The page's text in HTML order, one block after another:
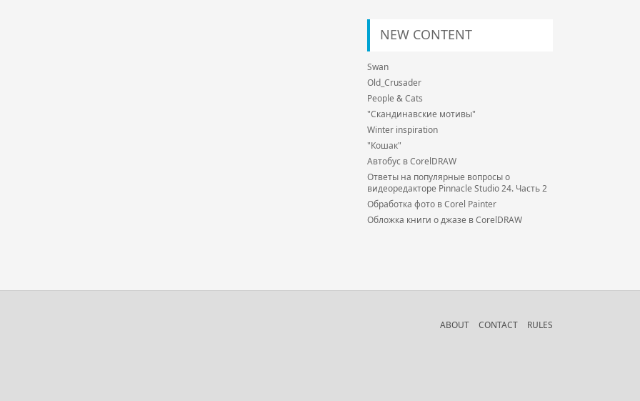
NEW CONTENT
Swan
Old_Crusader
People & Cats
"Скандинавские мотивы"
Winter inspiration
"Кошак"
Автобус в CorelDRAW
Ответы на популярные вопросы о
видеоредакторе Pinnacle Studio 24. Часть 2
Обработка фото в Corel Painter
Обложка книги о джазе в CorelDRAW
ABOUT CONTACT RULES